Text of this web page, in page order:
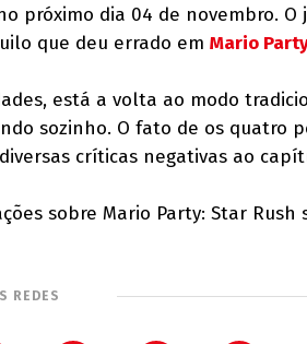
próximo dia 04 de novembro.
que deu errado em Mario
está a volta ao modo
sozinho. O fato de os quatro
críticas negativas ao
sobre Mario Party: Star
REDES